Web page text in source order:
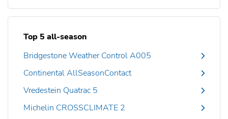
Top 5 all-season
Bridgestone Weather Control A005
Continental AllSeasonContact
Vredestein Quatrac 5
Michelin CROSSCLIMATE 2